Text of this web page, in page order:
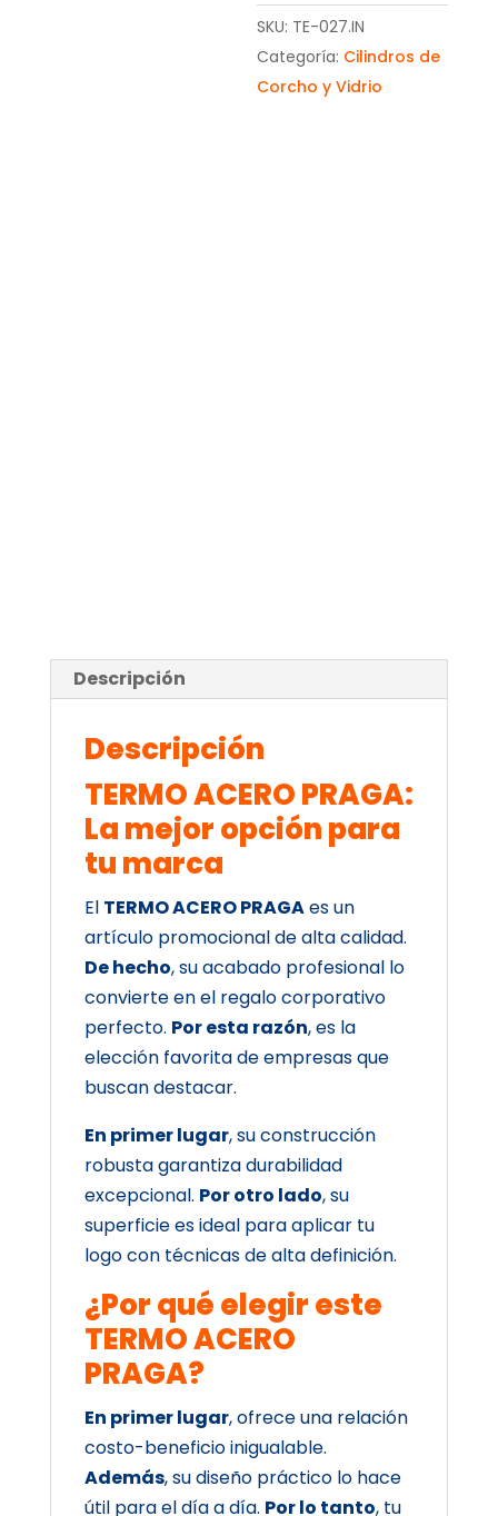
SKU: TE-027.IN
Categoría: Cilindros de
Corcho y Vidrio
Descripción
Descripción
TERMO ACERO PRAGA:
La mejor opción para
tu marca
El TERMO ACERO PRAGAes un
artículo promocional de alta calidad.
De hecho, su acabado profesional lo
convierte en el regalo corporativo
perfecto. Por esta razón, es la
elección favorita de empresas que
buscan destacar.
En primer lugar, su construcción
robusta garantiza durabilidad
excepcional. Por otro lado, su
superficie es ideal para aplicar tu
logo con técnicas de alta definición.
¿Por qué elegir este
TERMO ACERO
PRAGA?
En primer lugar, ofrece una relación
costo-beneficio inigualable.
Además, su diseño práctico lo hace
útil para el día a día. Por lo tanto, tu